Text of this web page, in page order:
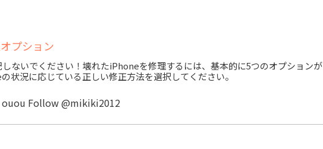
プション
ないでください！壊れたiPhoneを修理するには、基本的に5つのオプションが
状況に応じている正しい修正方法を選択してください。
ouou Follow @mikiki2012